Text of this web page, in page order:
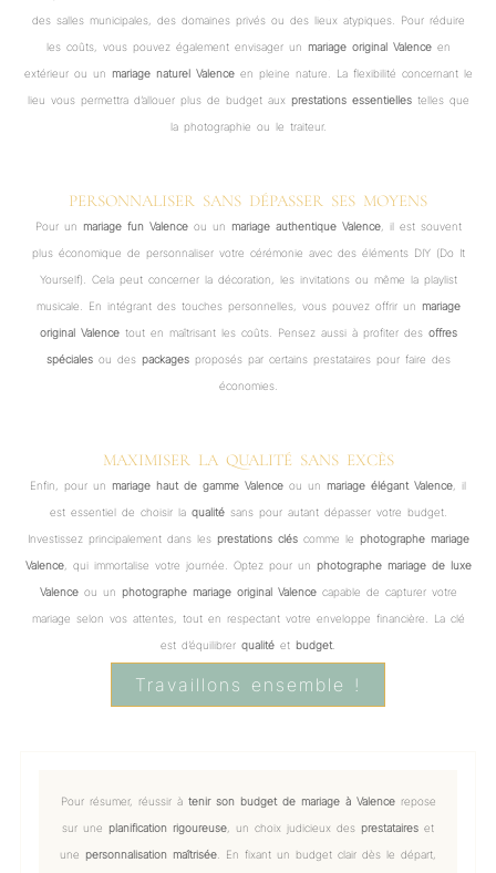
des salles municipales, des domaines privés ou des lieux atypiques. Pour réduire
les coûts, vous pouvez également envisager un mariage original Valenceen
extérieur ou un mariage naturel Valenceen pleine nature. La flexibilité concernant le
lieu vous permettra d’allouer plus de budget aux prestations essentiellestelles que
la photographie ou le traiteur.
PERSONNALISER SANS DÉPASSER SES MOYENS
Pour un mariage fun Valenceou un mariage authentique Valence, il est souvent
plus économique de personnaliser votre cérémonie avec des éléments DIY (Do It
Yourself). Cela peut concerner la décoration, les invitations ou même la playlist
musicale. En intégrant des touches personnelles, vous pouvez offrir un mariage
original Valencetout en maîtrisant les coûts. Pensez aussi à profiter des offres
spécialesou des packagesproposés par certains prestataires pour faire des
économies.
MAXIMISER LA QUALITÉ SANS EXCÈS
Enfin, pour un mariage haut de gamme Valence ou un mariage élégant Valence , il
est essentiel de choisir la qualitésans pour autant dépasser votre budget.
Investissez principalement dans les prestations cléscomme le photographe mariage
Valence, qui immortalise votre journée. Optez pour un photographe mariage de luxe
Valenceou un photographe mariage original Valencecapable de capturer votre
mariage selon vos attentes, tout en respectant votre enveloppe financière. La clé
est d’équilibrer qualité et budget
Travaillons ensemble !
Pour résumer, réussir à tenir son budget de mariage à Valencerepose
sur une planification rigoureuse, un choix judicieux des prestataires et
une personnalisation maîtrisée. En fixant un budget clair dès le départ,